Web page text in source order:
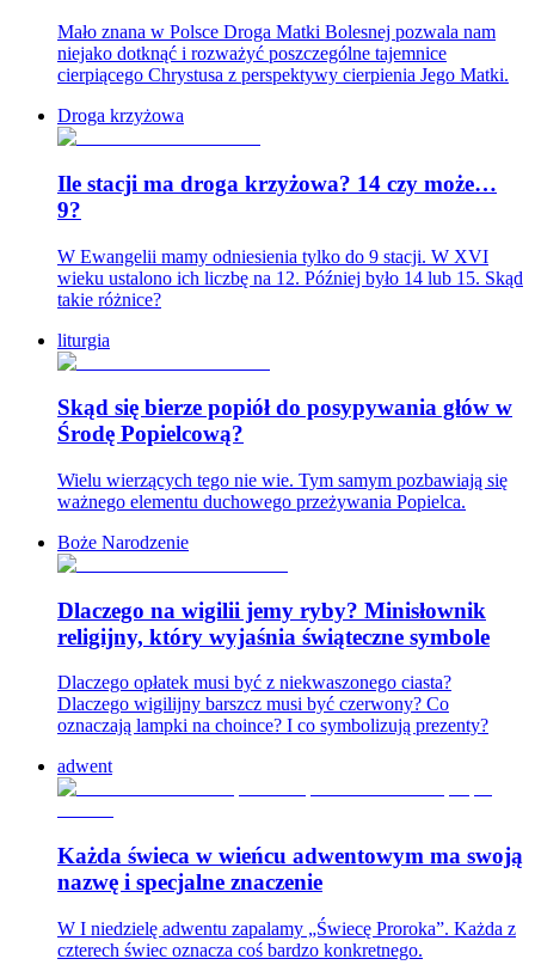
Mało znana w Polsce Droga Matki Bolesnej pozwala nam
niejako dotknąć i rozważyć poszczególne tajemnice
cierpiącego Chrystusa z perspektywy cierpienia Jego Matki.
Droga krzyżowa
Ile stacji ma droga krzyżowa? 14 czy może…
9?
W Ewangelii mamy odniesienia tylko do 9 stacji. W XVI
wieku ustalono ich liczbę na 12. Później było 14 lub 15. Skąd
takie różnice?
liturgia
Skąd się bierze popiół do posypywania głów w
Środę Popielcową?
Wielu wierzących tego nie wie. Tym samym pozbawiają się
ważnego elementu duchowego przeżywania Popielca.
Boże Narodzenie
Dlaczego na wigilii jemy ryby? Minisłownik
religijny, który wyjaśnia świąteczne symbole
Dlaczego opłatek musi być z niekwaszonego ciasta?
Dlaczego wigilijny barszcz musi być czerwony? Co
oznaczają lampki na choince? I co symbolizują prezenty?
adwent
Każda świeca w wieńcu adwentowym ma swoją
nazwę i specjalne znaczenie
W I niedzielę adwentu zapalamy „Świecę Proroka”. Każda z
czterech świec oznacza coś bardzo konkretnego.